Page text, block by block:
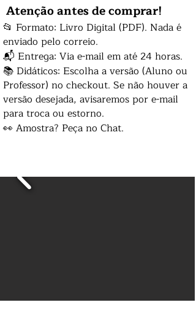
Atenção antes de comprar!
📂 Formato: Livro Digital (PDF). Nada é
enviado pelo correio.
📬 Entrega: Via e-mail em até 24 horas.
📚 Didáticos: Escolha a versão (Aluno ou
Professor) no checkout. Se não houver a
versão desejada, avisaremos por e-mail
para troca ou estorno.
👀 Amostra? Peça no Chat.